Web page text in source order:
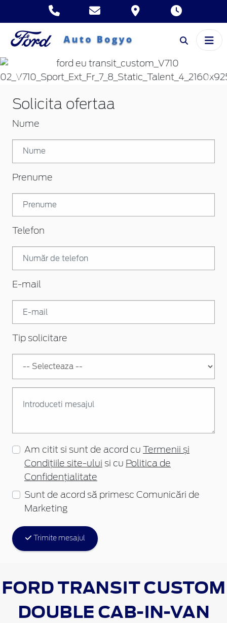
Inapoi
Solicita ofertaa
Nume
Prenume
Telefon
E-mail
Tip solicitare
Am citit si sunt de acord cu
Termenii și
Condițiile site-ului si cu Politica de
Confidențialitate
Sunt de acord să primesc Comunicări de
Marketing
Trimite mesajul
FORD TRANSIT CUSTOM
DOUBLE CAB-IN-VAN